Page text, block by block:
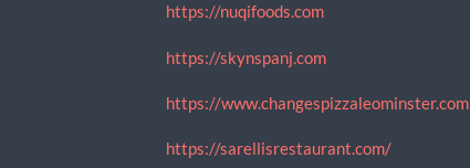
https://nuqifoods.com
https://skynspanj.com
https://www.changespizzaleominster.com
https://sarellisrestaurant.com/